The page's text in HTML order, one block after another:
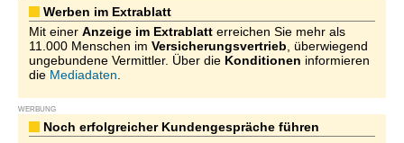
Werben im Extrablatt
Mit einer Anzeige im Extrablatt erreichen Sie mehr als
11.000 Menschen im Versicherungsvertrieb , überwiegend
ungebundene Vermittler. Über die Konditionen informieren
die Mediadaten
WERBUNG
Noch erfolgreicher Kundengespräche führen